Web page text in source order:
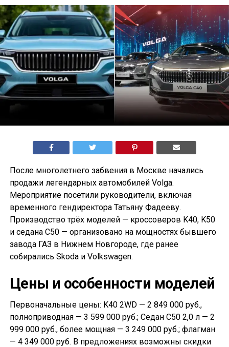
После многолетнего забвения в Москве начались
продажи легендарных автомобилей Volga.
Мероприятие посетили руководители, включая
временного гендиректора Татьяну Фадееву.
Производство трёх моделей — кроссоверов K40, K50
и седана С50 — организовано на мощностях бывшего
завода ГАЗ в Нижнем Новгороде, где ранее
собирались Skoda и Volkswagen.
Цены и особенности моделей
Первоначальные цены: K40 2WD — 2 849 000 руб.,
полноприводная — 3 599 000 руб.; Седан С50 2,0 л — 2
999 000 руб., более мощная — 3 249 000 руб.; флагман
— 4 349 000 руб. В предложениях возможны скидки